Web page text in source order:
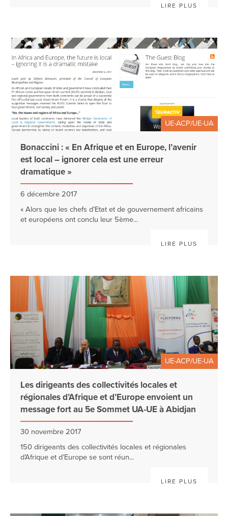
LIRE PLUS
UE-ACP/UE-UA
Bonaccini : « En Afrique et en Europe, l’avenir
est local – ignorer cela est une erreur
dramatique »
6 décembre 2017
« Alors que les chefs d’Etat et de gouvernement africains
et européens ont conclu leur 5ème...
LIRE PLUS
UE-ACP/UE-UA
Les dirigeants des collectivités locales et
régionales d’Afrique et d’Europe envoient un
message fort au 5e Sommet UA-UE à Abidjan
30 novembre 2017
150 dirigeants des collectivités locales et régionales
d’Afrique et d’Europe se sont réun...
LIRE PLUS